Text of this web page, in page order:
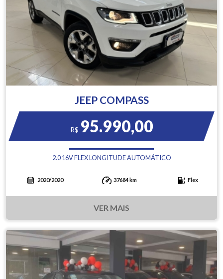
JEEP COMPASS
R$ 95.990,00
2.0 16V FLEX LONGITUDE AUTOMÁTICO
2020/2020 37684 km Flex
VER MAIS